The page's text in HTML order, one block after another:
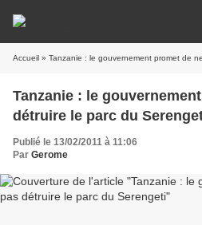
Accueil » Tanzanie : le gouvernement promet de
Tanzanie : le
détruire le parc du
Publié le 13/02/2011 à 11:06
Par Gerome